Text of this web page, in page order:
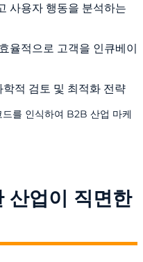
사용자 행동을 분석하는
율적으로 고객을 인큐베이
적 검토 및 최적화 전략
를 인식하여 B2B 산업 마케
산업이 직면한